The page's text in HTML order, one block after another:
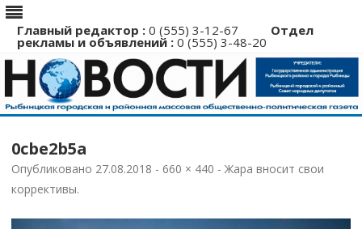
Главный редактор : 0 (555) 3-12-67 Отдел
рекламы и объявлений : 0 (555) 3-48-20
Перейти
0cbe2b5a
Опубликовано 27.08.2018 - 660 × 440 - Жара вносит свои
коррективы.